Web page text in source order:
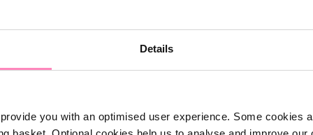
Details
you with an optimised user experience. Some cookies